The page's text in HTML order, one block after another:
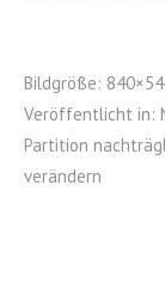
Bildgröße:
Veröffentlicht in:
Partition
verändern